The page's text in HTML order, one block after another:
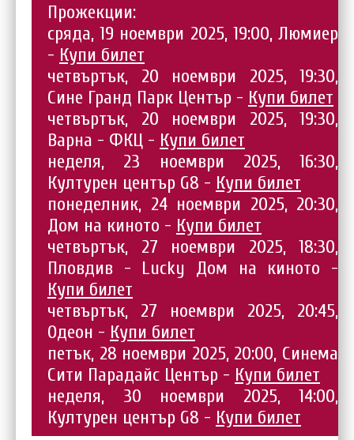
Прожекции:
сряда, 19 ноември 2025, 19:00, Люмиер
- Купи билет
четвъртък, 20 ноември 2025, 19:30,
Сине Гранд Парк Център - Купи билет
четвъртък, 20 ноември 2025, 19:30,
Варна - ФКЦ - Купи билет
неделя, 23 ноември 2025, 16:30,
Културен център G8 - Купи билет
понеделник, 24 ноември 2025, 20:30,
Дом на киното - Купи билет
четвъртък, 27 ноември 2025, 18:30,
Пловдив - Lucky Дом на киното -
Купи билет
четвъртък, 27 ноември 2025, 20:45,
Одеон - Купи билет
петък, 28 ноември 2025, 20:00, Синема
Сити Парадайс Център - Купи билет
неделя, 30 ноември 2025, 14:00,
Културен център G8 - Купи билет